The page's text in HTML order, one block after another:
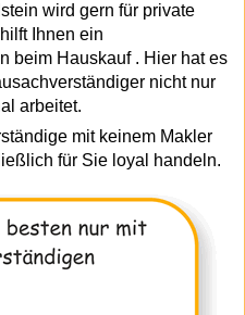
wird gern für private
Ihnen ein
beim Hauskauf . Hier hat es
nicht nur
arbeitet.
mit keinem Makler
für Sie loyal handeln.